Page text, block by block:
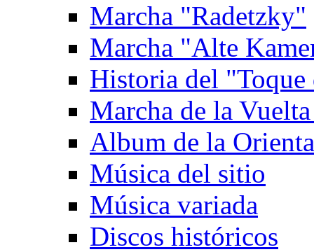
Marcha "Radetzky"
Marcha "Alte
Historia del
Marcha de la
Album de la
Música del sitio
Música variada
Discos históricos